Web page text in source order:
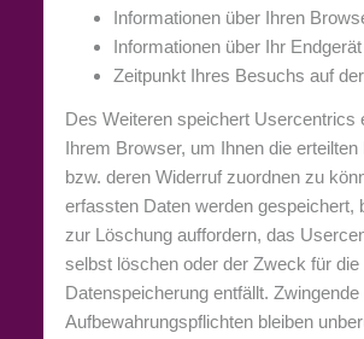
Informationen über Ihren
Informationen über Ihr Endgerät
Zeitpunkt Ihres Besuchs auf
Des Weiteren speichert Usercentrics
Ihrem Browser, um Ihnen die erteilten
bzw. deren Widerruf zuordnen zu
erfassten Daten werden gespeichert,
zur Löschung auffordern, das
selbst löschen oder der Zweck für die
Datenspeicherung entfällt.
Aufbewahrungspflichten bleiben